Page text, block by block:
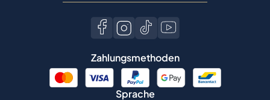
Zahlungsmethoden
Sprache